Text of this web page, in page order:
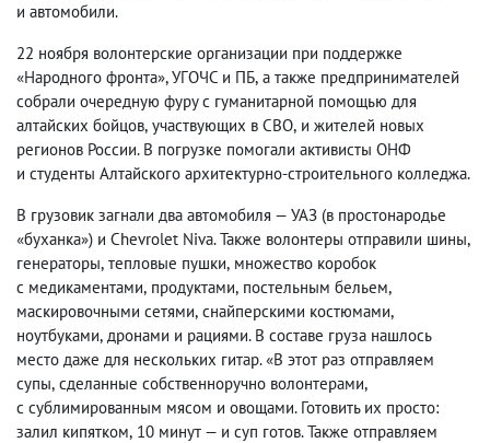
и автомобили.
22 ноября волонтерские организации при поддержке
«Народного фронта», УГОЧС и ПБ, а также предпринимателей
собрали очередную фуру с гуманитарной помощью для
алтайских бойцов, участвующих в СВО, и жителей новых
регионов России. В погрузке помогали активисты ОНФ
и студенты Алтайского архитектурно-строительного колледжа.
В грузовик загнали два автомобиля — УАЗ (в простонародье
«буханка») и Chevrolet Niva. Также волонтеры отправили шины,
генераторы, тепловые пушки, множество коробок
с медикаментами, продуктами, постельным бельем,
маскировочными сетями, снайперскими костюмами,
ноутбуками, дронами и рациями. В составе груза нашлось
место даже для нескольких гитар. «В этот раз отправляем
супы, сделанные собственноручно волонтерами,
с сублимированным мясом и овощами. Готовить их просто:
залил кипятком, 10 минут — и суп готов. Также отправляем